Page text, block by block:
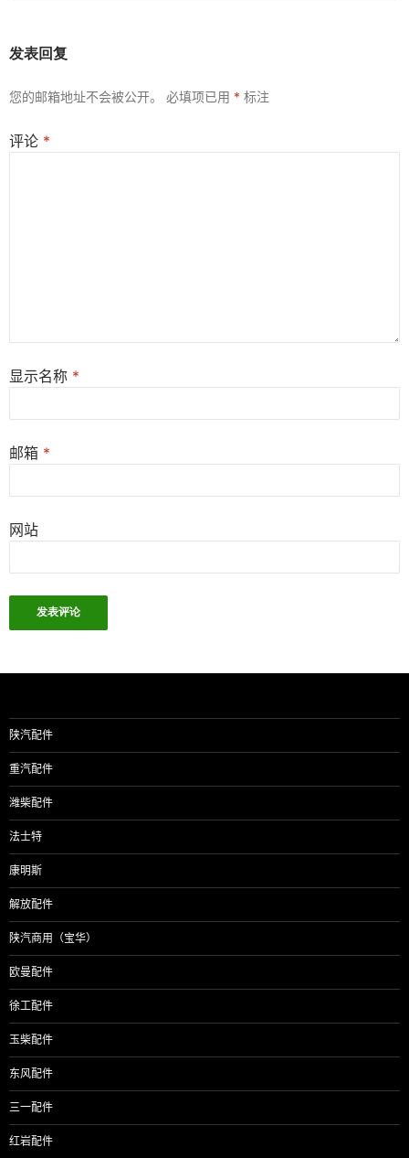
发表回复
您的邮箱地址不会被公开。 必填项已用 * 标注
评论 *
显示名称 *
邮箱 *
网站
陕汽配件
重汽配件
潍柴配件
法士特
康明斯
解放配件
陕汽商用（宝华）
欧曼配件
徐工配件
玉柴配件
东风配件
三一配件
红岩配件